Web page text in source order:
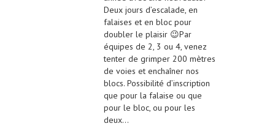
Deux jours d’escalade, en
falaises et en bloc pour
doubler le plaisir 😉Par
équipes de 2, 3 ou 4, venez
tenter de grimper 200 mètres
de voies et enchaîner nos
blocs. Possibilité d’inscription
que pour la falaise ou que
pour le bloc, ou pour les
deux…